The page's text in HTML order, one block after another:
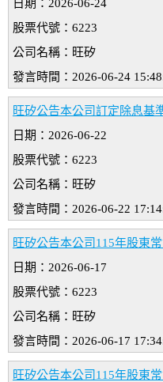
日期：2026-06-24
股票代號：6223
公司名稱：旺矽
發言時間：2026-06-24
旺矽公告本公司訂定除息基
日期：2026-06-22
股票代號：6223
公司名稱：旺矽
發言時間：2026-06-22
旺矽公告本公司115年股東
日期：2026-06-17
股票代號：6223
公司名稱：旺矽
發言時間：2026-06-17
旺矽公告本公司115年股東